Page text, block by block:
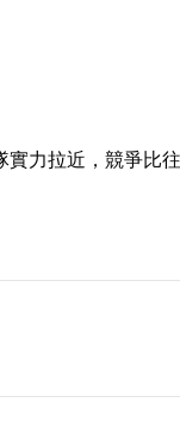
力拉近，競爭比